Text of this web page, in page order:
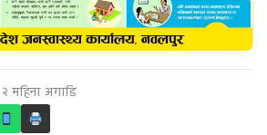
२ महिना अगाडि